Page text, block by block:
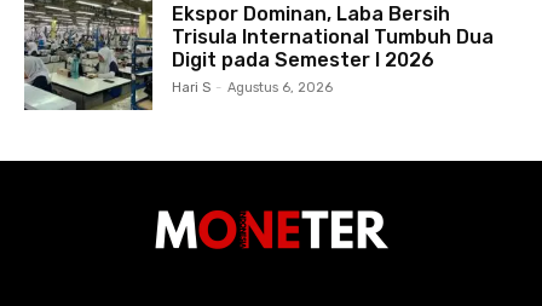
Ekspor Dominan, Laba Bersih
Trisula International Tumbuh Dua
Digit pada Semester I 2026
Hari S - Agustus 6, 2026